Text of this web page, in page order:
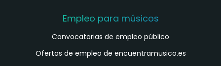
Empleo para músicos
Convocatorias de empleo público
Ofertas de empleo de encuentramusico.es